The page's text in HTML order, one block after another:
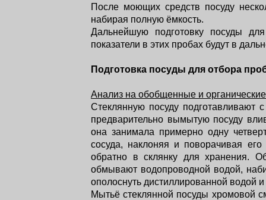
После моющих средств посуду
набирая полную ёмкость.
Дальнейшую подготовку посуды
показатели в этих пробах будут в
Подготовка посуды для отбора
Анализ на обобщенные и органические
Стеклянную посуду
предварительно вымытую посуду
она занимала примерно одну
сосуда, наклоняя и поворачивая
обратно в склянку для хранения.
обмывают водопроводной водой,
ополоснуть дистиллированной водой
Мытьё стеклянной посуды хромовой